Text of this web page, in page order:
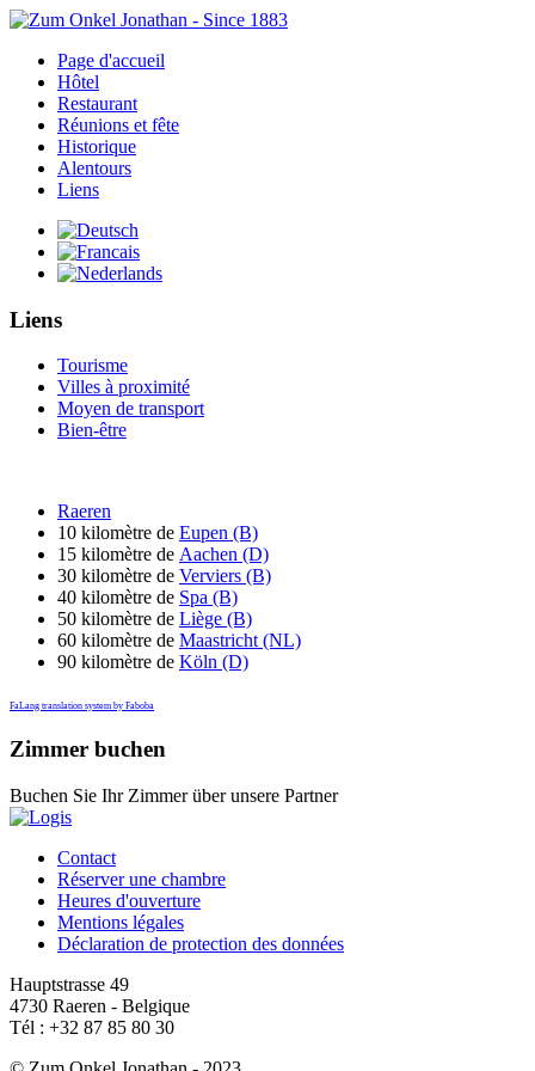
Page d'accueil
Hôtel
Restaurant
Réunions et fête
Historique
Alentours
Liens
Liens
Tourisme
Villes à proximité
Moyen de transport
Bien-être
Raeren
10 kilomètre de Eupen (B)
15 kilomètre de Aachen (D)
30 kilomètre de Verviers (B)
40 kilomètre de Spa (B)
50 kilomètre de Liège (B)
60 kilomètre de Maastricht (NL)
90 kilomètre de Köln (D)
FaLang translation system by Faboba
Zimmer buchen
Buchen Sie Ihr Zimmer über unsere Partner
Contact
Réserver une chambre
Heures d'ouverture
Mentions légales
Déclaration de protection des données
Hauptstrasse 49
4730 Raeren - Belgique
Tél : +32 87 85 80 30